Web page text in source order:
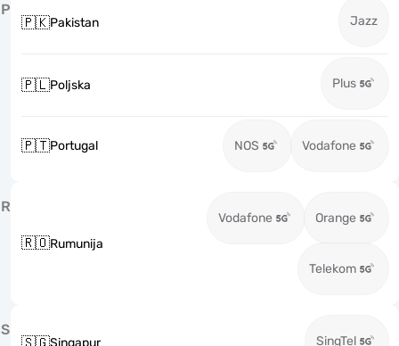
P
🇵🇰Pakistan Jazz
🇵🇱Poljska Plus
🇵🇹Portugal NOS Vodafone
R
🇷🇴Rumunija
Vodafone Orange
Telekom
S
🇸🇬Singapur SingTel